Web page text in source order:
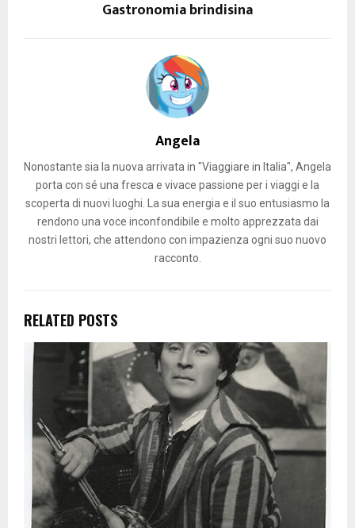
Gastronomia brindisina
Angela
Nonostante sia la nuova arrivata in "Viaggiare in Italia", Angela
porta con sé una fresca e vivace passione per i viaggi e la
scoperta di nuovi luoghi. La sua energia e il suo entusiasmo la
rendono una voce inconfondibile e molto apprezzata dai
nostri lettori, che attendono con impazienza ogni suo nuovo
racconto.
RELATED POSTS